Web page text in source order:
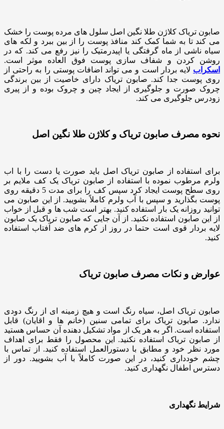
صابون تریاک کلاژن طلا نگین اصل سلول های مرده پوست را خشک
می کند تا به شما کمک کند منافذ پوست را از بین ببرد و لکه های
سیاه ناشی از ماه گرفتگی یا اپیدرمتیک را نیز رفع می کند. که در
روشن کردن و شفاف سازی پوست فوق العاده موثر است.
اسکراب لایه بردار است و می تواند اضافات پوستی را به راحتی از
روی پوست جدا کند. صابون تریاک دارای خاصیت از بین برندگی
چروک صورت و جلوگیری از ایجاد چین و چروک بوده و از پیری
زودرس جلوگیری می کند.
نحوه مصرف صابون تریاک و کلاژن طلا نگین اصل
برای استفاده از صابون تریاک اصل باید صورت یا دست را با اب
ولرم مرطوب نموده با استفاده از صابون تریاک یک کف ملایم بر
روی سطح پوست ایجاد کرد سپس کف را برای مدت 5 دقیقه روی
پوست بگذارید و سپس با آب ولرم کاملاً بشویید. از این صابون می
توانید روزانه یک بار استفاده کنید. بهتر است شب ها و قبل از خواب
از این صابون استفاده نکنید. از آن جایی که صابون تریاک یک صابون
لایه بردار قوی است حتما در روز از کرم های ضد آفتاب استفاده
کنید.
عوارض و نکات مصرف صابون تریاک
صابون تریاک اصل، سیاه رنگ است و هیچ زمینه ای از رنگ دودی
ندارد. صابون تریاک برای تمامی سنین (خانم ها و اقایان) قابل
استفاده است. اگر به هر یک از مواد تشکیل دهنده آن حساس هستید
از صابون تریاک استفاده نکنید. این محصول را فقط برای اهداف
مورد نظر خود و مطابق با دستورالعمل استفاده کنید. از تماس با
چشم خودداری کنید، در این صورت کاملاً با آب بشویید. دور از
دسترس اطفال نگهداری کنید.
شرایط نگهداری